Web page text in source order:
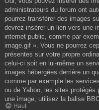
administrateurs du forum ont
pourrez transférer des images
devrez insérer un lien vers une
internet public, comme par
image.gif ». Vous ne pourrez
présentes sur votre propre
celui-ci soit en lui-même un
images hébergées derrière un
comme par exemple les
ou de Yahoo, les sites
une image, utilisez la balise
Haut